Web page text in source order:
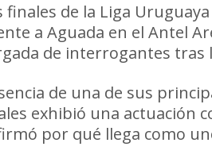
finales de la Liga
a Aguada en el Antel
de interrogantes tras
de una de sus
exhibió una actuación
por qué llega como